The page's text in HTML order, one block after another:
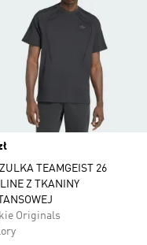
TEAMGEIST 26
Z TKANINY
Originals